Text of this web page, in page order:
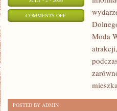
COMMENTS OFFON
Moda
POSTED BY ADMIN